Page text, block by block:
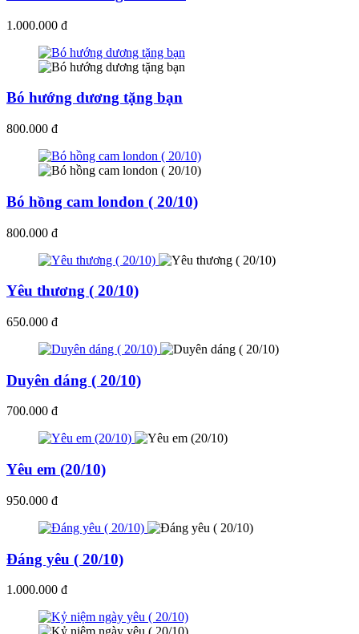
1.000.000 đ
Bó hướng dương tặng bạn
800.000 đ
Bó hồng cam london ( 20/10)
800.000 đ
Yêu thương ( 20/10)
650.000 đ
Duyên dáng ( 20/10)
700.000 đ
Yêu em (20/10)
950.000 đ
Đáng yêu ( 20/10)
1.000.000 đ